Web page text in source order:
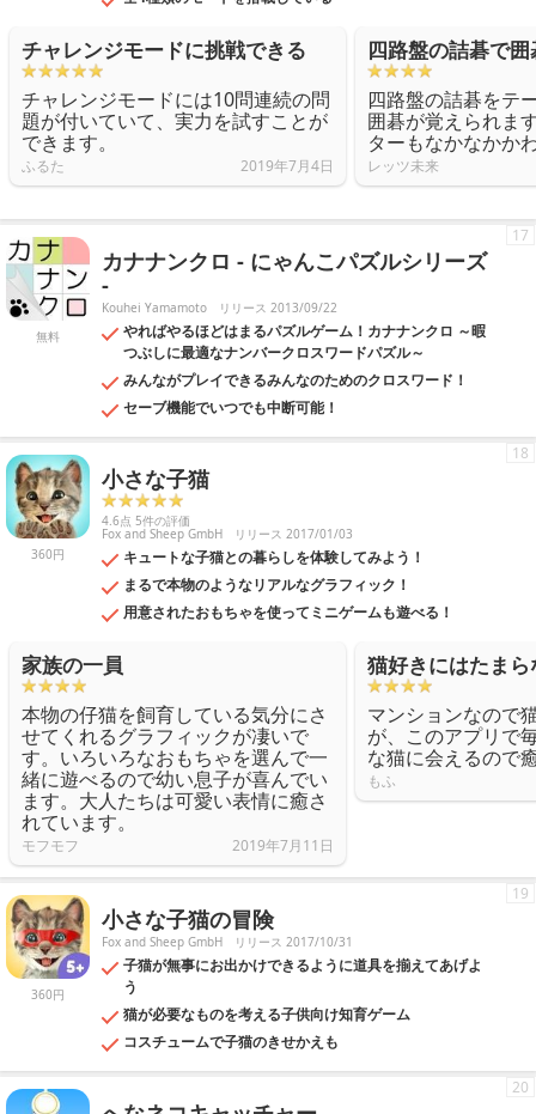
チャレンジモードに挑戦できる
チャレンジモードには10問連続の問
題が付いていて、実力を試すことが
できます。
ふるた 2019年7月4日
四路盤の詰碁で
四路盤の詰碁をテ
囲碁が覚えられま
ターもなかなかか
レッツ未来
無料
カナナンクロ - にゃんこパズルシリーズ
-
Kouhei Yamamoto リリース 2013/09/22
やればやるほどはまるパズルゲーム！カナナンクロ ～暇
つぶしに最適なナンバークロスワードパズル～
みんながプレイできるみんなのためのクロスワード！
セーブ機能でいつでも中断可能！
17
360円
小さな子猫
4.6点 5件の評価
Fox and Sheep GmbH リリース 2017/01/03
キュートな子猫との暮らしを体験してみよう！
まるで本物のようなリアルなグラフィック！
用意されたおもちゃを使ってミニゲームも遊べる！
18
家族の一員
本物の仔猫を飼育している気分にさ
せてくれるグラフィックが凄いで
す。いろいろなおもちゃを選んで一
緒に遊べるので幼い息子が喜んでい
ます。大人たちは可愛い表情に癒さ
れています。
モフモフ 2019年7月11日
猫好きにはたまら
マンションなので
が、このアプリで
な猫に会えるので
もふ
360円
小さな子猫の冒険
Fox and Sheep GmbH リリース 2017/10/31
子猫が無事にお出かけできるように道具を揃えてあげよ
う
猫が必要なものを考える子供向け知育ゲーム
コスチュームで子猫のきせかえも
19
20